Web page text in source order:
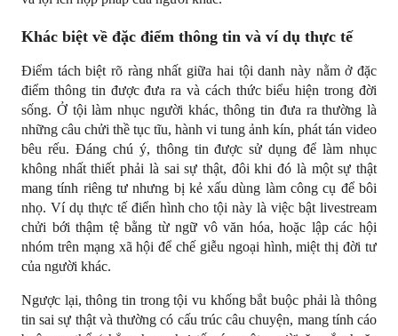
Khác biệt về đặc điểm thông tin và ví dụ thực tế
Điểm tách biệt rõ ràng nhất giữa hai tội danh này nằm ở đặc
điểm thông tin được đưa ra và cách thức biểu hiện trong đời
sống. Ở tội làm nhục người khác, thông tin đưa ra thường là
những câu chửi thề tục tĩu, hành vi tung ảnh kín, phát tán video
bêu rếu. Đáng chú ý, thông tin được sử dụng để làm nhục
không nhất thiết phải là sai sự thật, đôi khi đó là một sự thật
mang tính riêng tư nhưng bị kẻ xấu dùng làm công cụ để bôi
nhọ. Ví dụ thực tế điển hình cho tội này là việc bật livestream
chửi bới thậm tệ bằng từ ngữ vô văn hóa, hoặc lập các hội
nhóm trên mạng xã hội để chế giễu ngoại hình, miệt thị đời tư
của người khác.
Ngược lại, thông tin trong tội vu khống bắt buộc phải là thông
tin sai sự thật và thường có cấu trúc câu chuyện, mang tính cáo